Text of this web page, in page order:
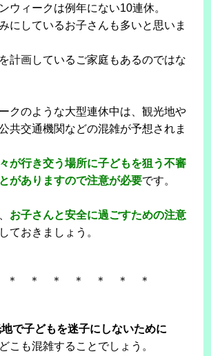
ウィークは例年にない10連休。
にしているお子さんも多いと思いま
計画しているご家庭もあるのではな
クのような大型連休中は、観光地や
共交通機関などの混雑が予想されま
が行き交う場所に子どもを狙う不審
がありますので注意が必要です。
お子さんと安全に過ごすための注意
ておきましょう。
＊ ＊ ＊ ＊ ＊ ＊ ＊
で子どもを迷子にしないために
こも混雑することでしょう。